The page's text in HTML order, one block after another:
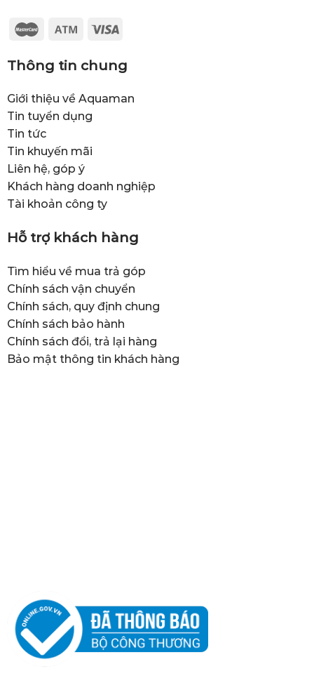
Thông tin chung
Giới thiệu về Aquaman
Tin tuyển dụng
Tin tức
Tin khuyến mãi
Liên hệ, góp ý
Khách hàng doanh nghiệp
Tài khoản công ty
Hỗ trợ khách hàng
Tìm hiểu về mua trả góp
Chính sách vận chuyển
Chính sách, quy định chung
Chính sách bảo hành
Chính sách đổi, trả lại hàng
Bảo mật thông tin khách hàng